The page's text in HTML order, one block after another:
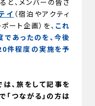
イ （宿泊やアクティ
ート企画）を、 これ
あったのを、今後
件程度の実施を予
、旅をして記事を
「つながる」の方は